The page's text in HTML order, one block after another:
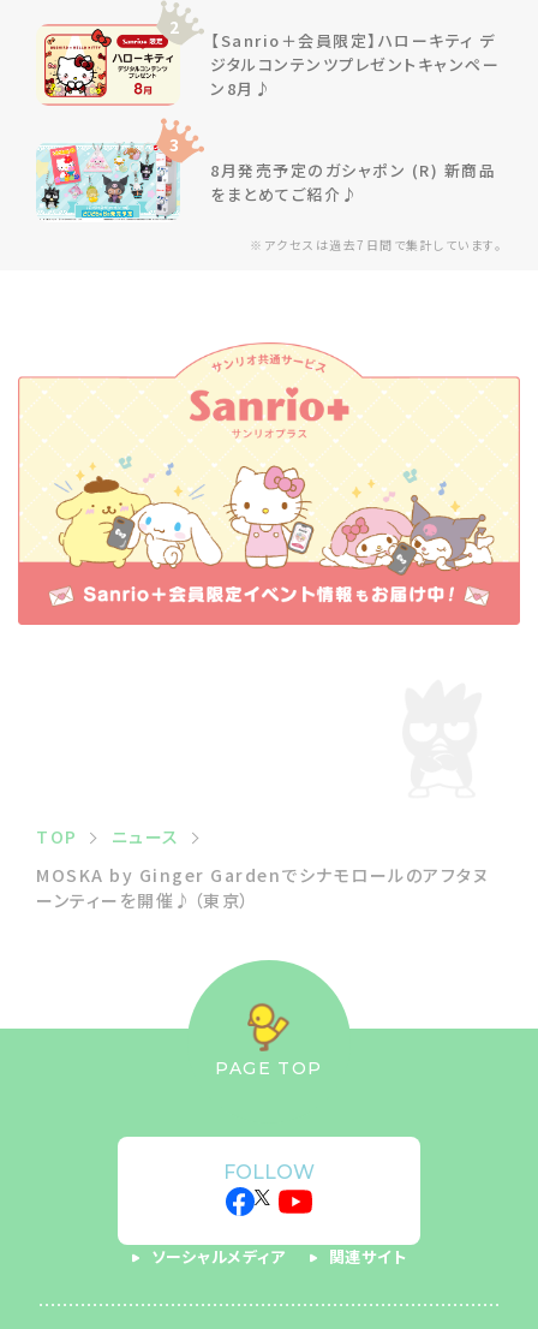
※アクセスは過去7日間で集計しています。
2
【Sanrio＋会員限定】ハローキティ デ
ジタルコンテンツプレゼントキャンペー
ン8月♪
3
8月発売予定のガシャポン (R) 新商品
をまとめてご紹介♪
TOP
ニュース
MOSKA by Ginger Gardenでシナモロールのアフタヌ
ーンティーを開催♪（東京）
PAGE TOP
FOLLOW
ソーシャルメディア 関連サイト